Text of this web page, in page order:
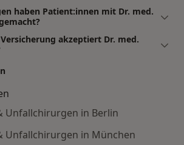
haben Patient:innen mit Dr. med.
akzeptiert Dr. med.
Unfallchirurgen in Berlin
Unfallchirurgen in München